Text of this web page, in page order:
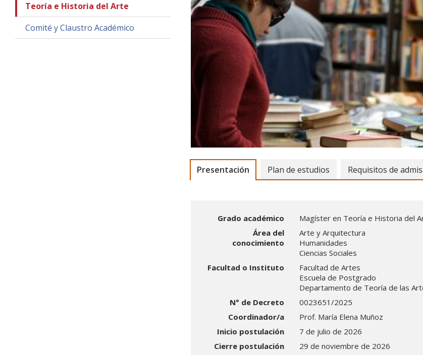
Teoría e Historia del Arte
Comité y Claustro Académico
Magister en Teoría e Historia del Arte
Presentación Plan de estudios Requisitos de
Grado académico
Magíster en Teoría e Historia del
Área del
conocimiento
Arte y Arquitectura
Humanidades
Ciencias Sociales
Facultad o Instituto
Facultad de Artes
Escuela de Postgrado
Departamento de Teoría de las
N° de Decreto
0023651/2025
Coordinador/a
Prof. María Elena Muñoz
Inicio postulación
7 de julio de 2026
Cierre postulación
29 de noviembre de 2026